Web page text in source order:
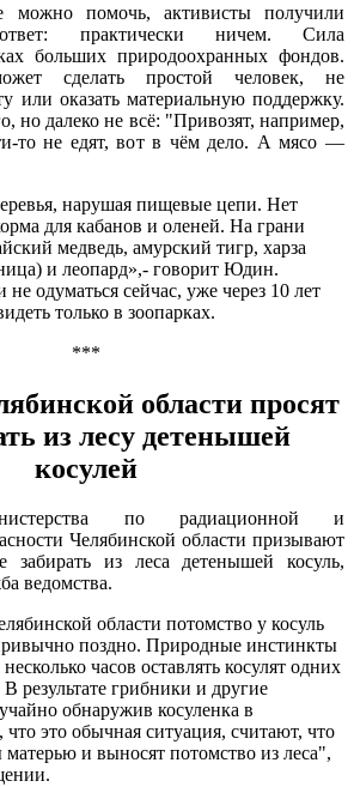
помочь, активисты получили
практически ничем. Сила
больших природоохранных фондов.
сделать простой человек, не
или оказать материальную поддержку.
но далеко не всё: "Привозят, например,
то не едят, вот в чём дело. А мясо —
нарушая пищевые цепи. Нет
для кабанов и оленей. На грани
медведь, амурский тигр, харза
и леопард»,- говорит Юдин.
одуматься сейчас, уже через 10 лет
только в зоопарках.
***
области просят
из лесу детенышей
косулей
по радиационной и
Челябинской области призывают
забирать из леса детенышей косуль,
ведомства.
области потомство у косуль
поздно. Природные инстинкты
часов оставлять косулят одних
результате грибники и другие
обнаружив косуленка в
что это обычная ситуация, считают, что
и выносят потомство из леса",